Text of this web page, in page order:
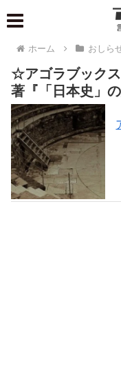
ホーム おしら
☆アゴラブック
著『「日本史」